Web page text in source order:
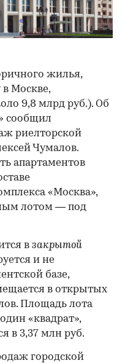
жилья,
Москве,
9,8 млрд руб.). Об
сообщил
риелторской
Чумалов.
апартаментов
«Москва»,
лотом — под
в закрытой
и не
базе,
в открытых
Площадь лота
«квадрат»,
в 3,37 млн руб.
городской